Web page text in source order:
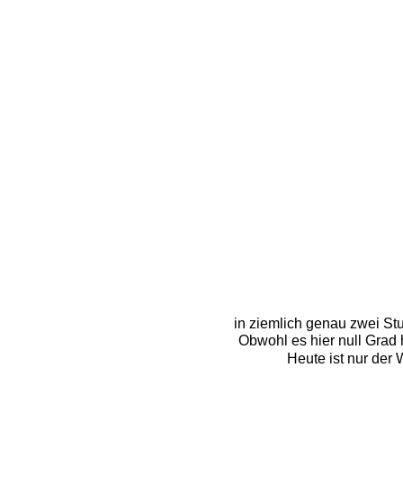
in ziemlich genau zwei
Obwohl es hier null Grad
Heute ist nur der